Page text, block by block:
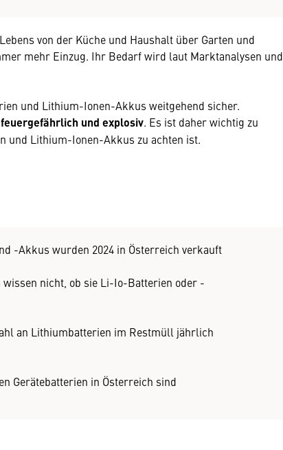
von der Küche und Haushalt über Garten und
mehr Einzug. Ihr Bedarf wird laut Marktanalysen und
und Lithium-Ionen-Akkus weitgehend sicher.
feuergefährlich und explosiv. Es ist daher wichtig zu
und Lithium-Ionen-Akkus zu achten ist.
-Akkus wurden 2024 in Österreich verkauft
nicht, ob sie Li-Io-Batterien oder -
an Lithiumbatterien im Restmüll jährlich
Gerätebatterien in Österreich sind